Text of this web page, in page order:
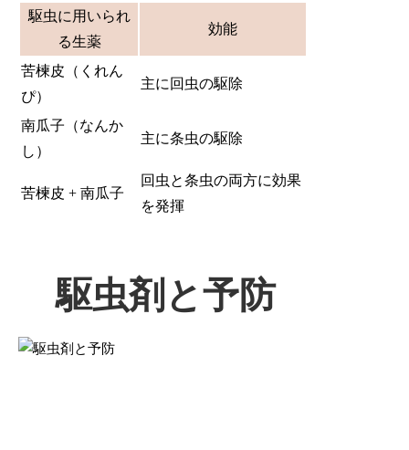
駆虫に用いられ
る生薬
効能
苦楝皮（くれん
ぴ）
主に回虫の駆除
南瓜子（なんか
し）
主に条虫の駆除
苦楝皮 + 南瓜子
回虫と条虫の両方に効果
を発揮
駆虫剤と予防